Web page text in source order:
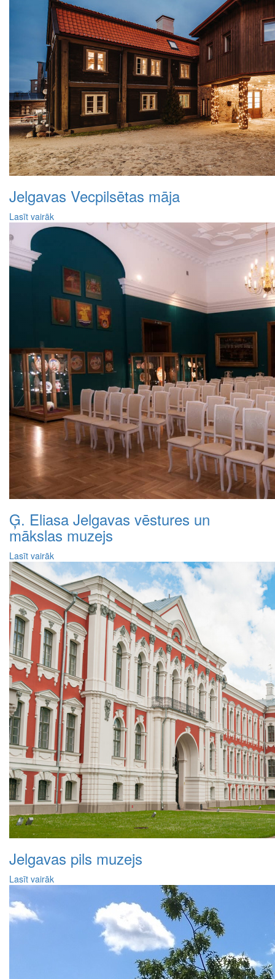
Jelgavas Vecpilsētas māja
Lasīt vairāk
Ģ. Eliasa Jelgavas vēstures un
mākslas muzejs
Lasīt vairāk
Jelgavas pils muzejs
Lasīt vairāk